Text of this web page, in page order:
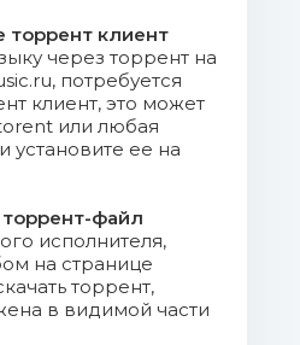
- Circles.mp3 (8.41
- Lose Control.mp3
- Play With
- Stack It Up.mp3
торрент клиент
через торрент на
потребуется
клиент, это может
или любая
установите ее на
торрент-файл
исполнителя,
на странице
торрент,
в видимой части